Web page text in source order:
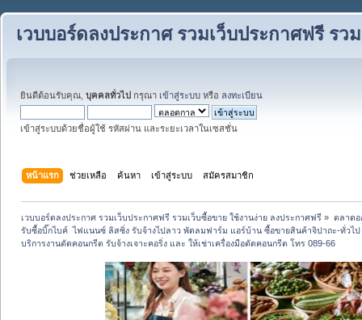
เวบบอร์ดลงประกาศ รวมเว็บประกาศฟรี รว
ยินดีต้อนรับคุณ, บุคคลทั่วไป กรุณา เข้าสู่ระบบ หรือ ลงทะเบียน
เข้าสู่ระบบด้วยชื่อผู้ใช้ รหัสผ่าน และระยะเวลาในเซสชั่น
หน้าแรก ช่วยเหลือ ค้นหา เข้าสู่ระบบ สมัครสมาชิก
เวบบอร์ดลงประกาศ รวมเว็บประกาศฟรี รวมเว็บซื้อขาย ใช้งานง่าย ลงประกาศฟรี » ตลาดอ
รับซื้อบิ๊กไบค์  ไฟแนนซ์ ลิสซิ่ง รับจ้างไปลาว พัดลมฟาร์ม แอร์บ้าน ซื้อขายสินค้าจิปาถะ-ทั่วไ
บริการงานตัดคอนกรีต รับจ้างเจาะคอริ่ง และ ให้เช่าเครื่องมือตัดคอนกรีต โทร 089-66